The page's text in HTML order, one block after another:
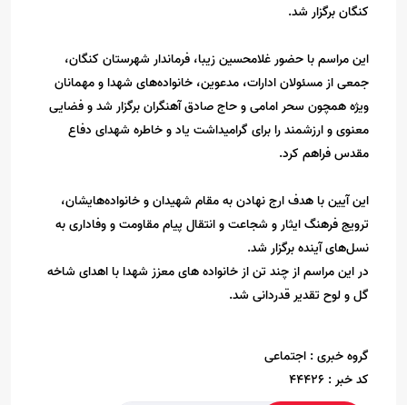
کنگان برگزار شد.
این مراسم با حضور غلامحسین زیبا، فرماندار شهرستان کنگان،
جمعی از مسئولان ادارات، مدعوین، خانواده‌های شهدا و مهمانان
ویژه همچون سحر امامی و حاج صادق آهنگران برگزار شد و فضایی
معنوی و ارزشمند را برای گرامیداشت یاد و خاطره شهدای دفاع
مقدس فراهم کرد.
این آیین با هدف ارج نهادن به مقام شهیدان و خانواده‌هایشان،
ترویج فرهنگ ایثار و شجاعت و انتقال پیام مقاومت و وفاداری به
نسل‌های آینده برگزار شد.
در این مراسم از چند تن از خانواده های معزز شهدا با اهدای شاخه
گل و لوح تقدیر قدردانی شد.
گروه خبری : اجتماعی
کد خبر : 44426